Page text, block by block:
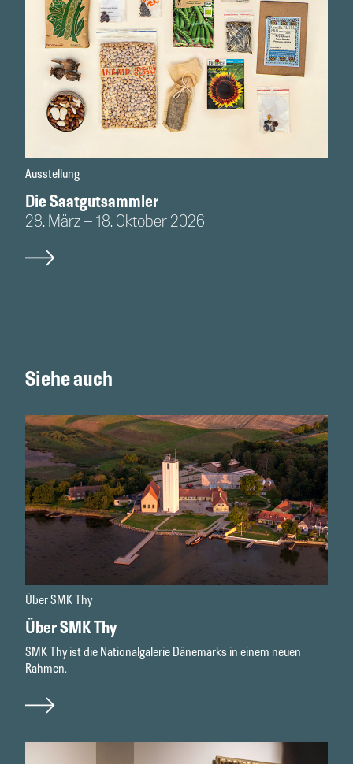
Ausstellung
Die Saatgutsammler
28. März – 18. Oktober 2026
Siehe auch
Über SMK Thy
Über SMK Thy
SMK Thy ist die Nationalgalerie Dänemarks in einem neuen
Rahmen.